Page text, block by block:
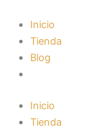
contenido
Inicio
Tienda
Blog
Inicio
Tienda